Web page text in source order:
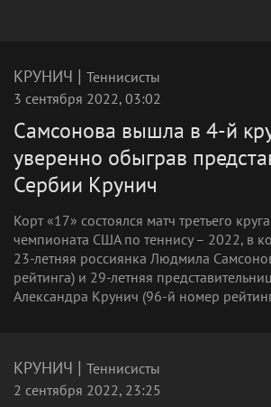
КРУНИЧ | Теннисисты
3 сентября 2022, 03:02
Самсонова вышла в 4-й
уверенно обыграв
Сербии Крунич
Корт «17» состоялся матч третьего
чемпионата США по теннису – 2022, в
23-летняя россиянка Людмила
рейтинга) и 29-летняя
Александра Крунич (96-й номер
КРУНИЧ | Теннисисты
2 сентября 2022, 23:25